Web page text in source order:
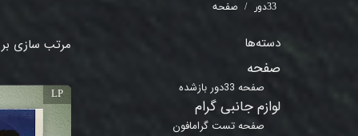
33دور صفحه
دسته‌ها
صفحه
صفحه 33دور بازشده
لوازم جانبی گرام
صفحه تست گرامافون
مرتب سازی
LP